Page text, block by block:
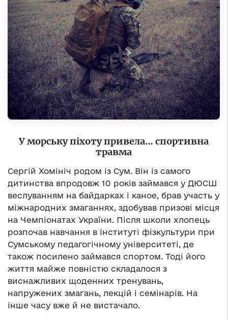
У морську піхоту привела… спортивна
травма
Сергій Хомініч родом із Сум. Він із самого
дитинства впродовж 10 років займався у ДЮСШ
веслуванням на байдарках і каное, брав участь у
міжнародних змаганнях, здобував призові місця
на Чемпіонатах України. Після школи хлопець
розпочав навчання в інституті фізкультури при
Сумському педагогічному університеті, де
також посилено займався спортом. Тоді його
життя майже повністю складалося з
виснажливих щоденних тренувань,
напружених змагань, лекцій і семінарів. На
інше часу вже й не вистачало.